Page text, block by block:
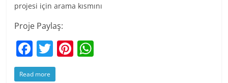
projesi için arama kısmını
Proje Paylaş:
F
a
T
w
Pi
Read more